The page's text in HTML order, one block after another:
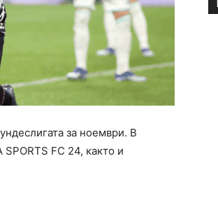
за ноември. В
SPORTS FC 24, както и